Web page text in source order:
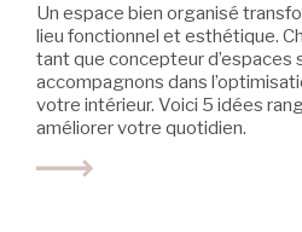
Un espace bien organisé
lieu fonctionnel et esthétique.
tant que concepteur d’espaces
accompagnons dans
votre intérieur. Voici 5 idées
améliorer votre quotidien.